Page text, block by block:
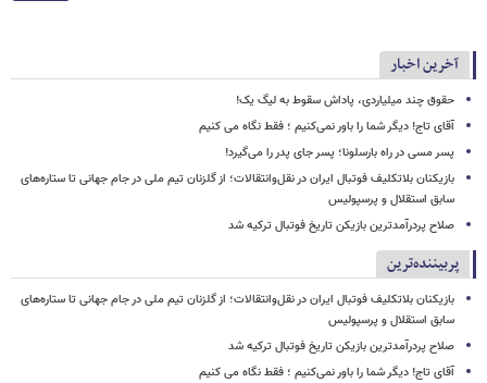
آخرین اخبار
حقوق چند میلیاردی، پاداش سقوط به لیگ یک!
آقای تاج! دیگر شما را باور نمی‌کنیم ؛ فقط نگاه می کنیم
پسر مسی در راه بارسلونا؛ پسر جای پدر را می‌گیرد!
بازیکنان بلاتکلیف فوتبال ایران در نقل‌وانتقالات؛ از گلزنان تیم ملی در جام جهانی تا ستاره‌های
سابق استقلال و پرسپولیس
صلاح پردرآمدترین بازیکن تاریخ فوتبال ترکیه شد
پربیننده‌ترین
بازیکنان بلاتکلیف فوتبال ایران در نقل‌وانتقالات؛ از گلزنان تیم ملی در جام جهانی تا ستاره‌های
سابق استقلال و پرسپولیس
صلاح پردرآمدترین بازیکن تاریخ فوتبال ترکیه شد
آقای تاج! دیگر شما را باور نمی‌کنیم ؛ فقط نگاه می کنیم